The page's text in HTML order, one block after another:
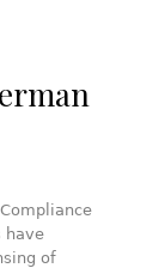
have
of